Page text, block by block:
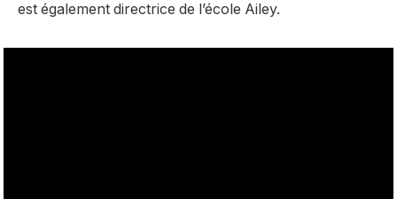
est également directrice de l’école Ailey.